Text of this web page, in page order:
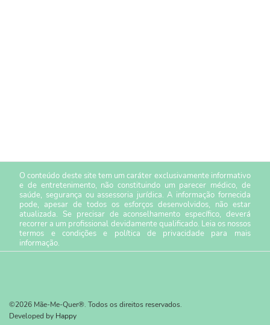
O conteúdo deste site tem um caráter exclusivamente informativo
e de entretenimento, não constituindo um parecer médico, de
saúde, segurança ou assessoria jurídica. A informação fornecida
pode, apesar de todos os esforços desenvolvidos, não estar
atualizada. Se precisar de aconselhamento específico, deverá
recorrer a um profissional devidamente qualificado. Leia os nossos
termos e condiçõese política de privacidade para mais
informação.
©2026 Mãe-Me-Quer®. Todos os direitos reservados.
Developed by Happy